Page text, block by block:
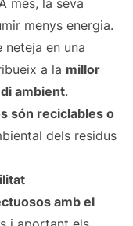
més, la seva
menys energia.
en una
a la millor
ambient.
són reciclables o
dels residus
amb el